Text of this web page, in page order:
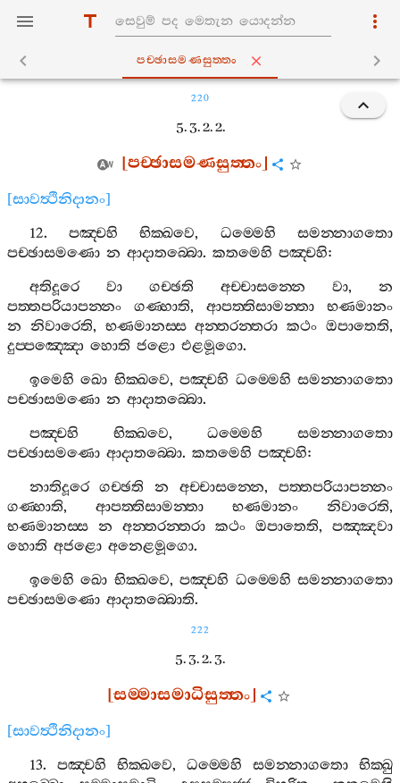
පච‍්ඡාසමණසුත‍්තං
220
5. 3. 2. 2.
[පච‍්ඡාසමණසුත‍්තං]
[සාවත්‍ථිනිදානං]
12. පඤ‍්චහි භික‍්ඛවෙ, ධම‍්මෙහි
සමන‍්නාගතො
පච‍්ඡාසමණො න ආදාතබ‍්බො. කතමෙහි පඤ‍්චහි:
අතිදූරෙ
වා ගච‍්ඡති අච‍්චාසන‍්නෙ වා,න
පත‍්තපරියාපන‍්නං
ගණ‍්හාති, ආපත‍්තිසාමන‍්තා
භණමානං
න නිවාරෙති, භණමානස‍්ස අන‍්තරන‍්තරා කථං ඔපාතෙති,
දුප‍්පඤ‍්ඤො හොති ජළො එළමූගො.
ඉමෙහි ඛො භික‍්ඛවෙ,පඤ‍්චහි ධම‍්මෙහි සමන‍්නාගතො
පච‍්ඡාසමණො න ආදාතබ‍්බො.
පඤ‍්චහි
භික‍්ඛවෙ, ධම‍්මෙහි
සමන‍්නාගතො
පච‍්ඡාසමණො ආදාතබ‍්බො. කතමෙහි පඤ‍්චහි:
නාතිදූරෙ
ගච‍්ඡති න අච‍්චාසන‍්නෙ, පත‍්තපරියාපන‍්නං
ගණ‍්හාති, ආපත‍්තිසාමන‍්තා භණමානං නිවාරෙති,
භණමානස‍්ස න අන‍්තරන‍්තරා කථං ඔපාතෙති, පඤ‍්ඤවා
හොති අජළො අනෙළමූගො.
ඉමෙහි ඛො භික‍්ඛවෙ,පඤ‍්චහි ධම‍්මෙහි සමන‍්නාගතො
පච‍්ඡාසමණො ආදාතබ‍්බොති.
222
5. 3. 2. 3.
[සම‍්මාසමාධිසුත‍්තං]
[සාවත්‍ථිනිදානං]
13. පඤ‍්චහි භික‍්ඛවෙ, ධම‍්මෙහි සමන‍්නාගතො
භික‍්ඛු